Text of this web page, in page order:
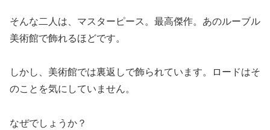
そんな二人は、マスターピース。最高傑作。あのルーブル
美術館で飾れるほどです。
しかし、美術館では裏返しで飾られています。ロードはそ
のことを気にしていません。
なぜでしょうか？